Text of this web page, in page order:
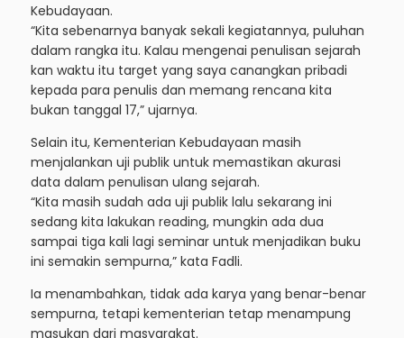
Kebudayaan.
“Kita sebenarnya banyak sekali kegiatannya, puluhan
dalam rangka itu. Kalau mengenai penulisan sejarah
kan waktu itu target yang saya canangkan pribadi
kepada para penulis dan memang rencana kita
bukan tanggal 17,” ujarnya.
Selain itu, Kementerian Kebudayaan masih
menjalankan uji publik untuk memastikan akurasi
data dalam penulisan ulang sejarah.
“Kita masih sudah ada uji publik lalu sekarang ini
sedang kita lakukan reading, mungkin ada dua
sampai tiga kali lagi seminar untuk menjadikan buku
ini semakin sempurna,” kata Fadli.
Ia menambahkan, tidak ada karya yang benar-benar
sempurna, tetapi kementerian tetap menampung
masukan dari masyarakat.